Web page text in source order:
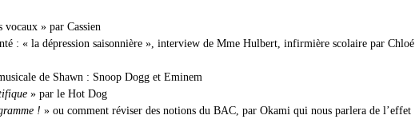
vocaux » par Cassien
: « la dépression saisonnière », interview de Mme Hulbert, infirmière scolaire par Chloé
de Shawn : Snoop Dogg et Eminem
» par le Hot Dog
! » ou comment réviser des notions du BAC, par Okami qui nous parlera de l’effet